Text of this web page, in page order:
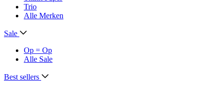
Trio
Alle Merken
Sale
Op = Op
Alle Sale
Best sellers